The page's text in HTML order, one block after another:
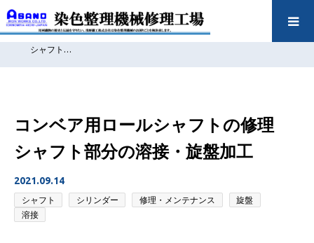
ホーム浅野鐵工の問題解決実績 シャフト
メンテナンス 旋盤 溶接
コンベア用ロールシャフトの修理
シャフト…
コンベア用ロールシャフトの修理
シャフト部分の溶接・旋盤加工
2021.09.14
シャフト シリンダー 修理・メンテナンス
旋盤
溶接